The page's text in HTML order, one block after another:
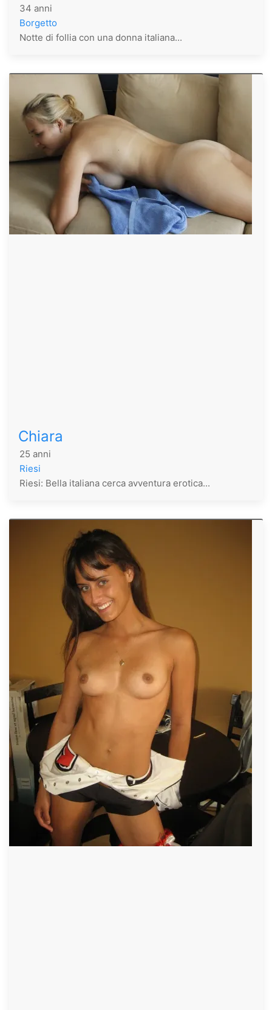
34 anni
Borgetto
Notte di follia con una donna italiana...
Chiara
25 anni
Riesi
Riesi: Bella italiana cerca avventura erotica...